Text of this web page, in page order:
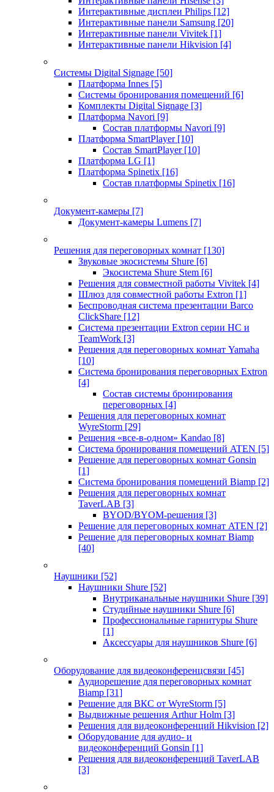
Интерактивные дисплеи Philips [12]
Интерактивные панели Samsung [20]
Интерактивные панели Vivitek [1]
Интерактивные панели Hikvision [4]
Системы Digital Signage [50]
Платформа Innes [5]
Системы бронирования помещений [6]
Комплекты Digital Signage [3]
Платформа Navori [9]
Состав платформы Navori [9]
Платформа SmartPlayer [10]
Состав SmartPlayer [10]
Платформа LG [1]
Платформа Spinetix [16]
Состав платформы Spinetix [16]
Документ-камеры [7]
Документ-камеры Lumens [7]
Решения для переговорных комнат [130]
Звуковые экосистемы Shure [6]
Экосистема Shure Stem [6]
Решения для совместной работы Vivitek [4]
Шлюз для совместной работы Extron [1]
Беспроводная система презентации Barco
ClickShare [12]
Система презентации Extron серии HC и
TeamWork [3]
Решения для переговорных комнат Yamaha
[10]
Система бронирования переговорных Extron
[4]
Состав системы бронирования
переговорных [4]
Решения для переговорных комнат
WyreStorm [29]
Решения «все-в-одном» Kandao [8]
Система бронирования помещений ATEN [5]
Решение для переговорных комнат Gonsin
[1]
Система бронирования помещений Biamp [2]
Решения для переговорных комнат
TaverLAB [3]
BYOD/BYOM-решения [3]
Решение для переговорных комнат ATEN [2]
Решение для переговорных комнат Biamp
[40]
Наушники [52]
Наушники Shure [52]
Внутриканальные наушники Shure [39]
Студийные наушники Shure [6]
Профессиональные гарнитуры Shure
[1]
Аксессуары для наушников Shure [6]
Оборудование для видеоконференцсвязи [45]
Аудиорешение для переговорных комнат
Biamp [31]
Решение для ВКС от WyreStorm [5]
Выдвижные решения Arthur Holm [3]
Решения для видеоконференций Hikvision [2]
Оборудование для аудио- и
видеоконференций Gonsin [1]
Решения для видеоконференций TaverLAB
[3]